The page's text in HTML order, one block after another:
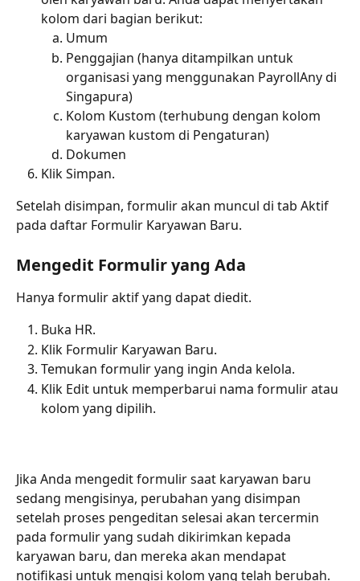
kolom dari bagian berikut:
Umum
Penggajian (hanya ditampilkan untuk
organisasi yang menggunakan PayrollAny di
Singapura)
Kolom Kustom (terhubung dengan kolom
karyawan kustom di Pengaturan)
Dokumen
Klik Simpan.
Setelah disimpan, formulir akan muncul di tab Aktif
pada daftar Formulir Karyawan Baru.
Mengedit Formulir yang Ada
Hanya formulir aktif yang dapat diedit.
Buka HR.
Klik Formulir Karyawan Baru.
Temukan formulir yang ingin Anda kelola.
Klik Edit untuk memperbarui nama formulir atau
kolom yang dipilih.
Jika Anda mengedit formulir saat karyawan baru
sedang mengisinya, perubahan yang disimpan
setelah proses pengeditan selesai akan tercermin
pada formulir yang sudah dikirimkan kepada
karyawan baru, dan mereka akan mendapat
notifikasi untuk mengisi kolom yang telah berubah.